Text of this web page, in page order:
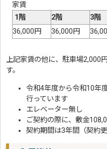
家賃
1階
2階 3階
36,000円
36,000円
上記家賃の他に、駐車場2,000
す。
令和4年度から令和10年
行っています
エレベーター無し
ご契約の際に、敷金
契約期間は3年間（契約更